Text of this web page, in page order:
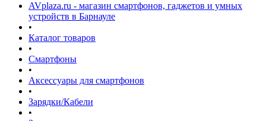
AVplaza.ru - магазин смартфонов, гаджетов и умных
устройств в Барнауле
•
Каталог товаров
•
Смартфоны
•
Аксессуары для смартфонов
•
Зарядки/Кабели
•